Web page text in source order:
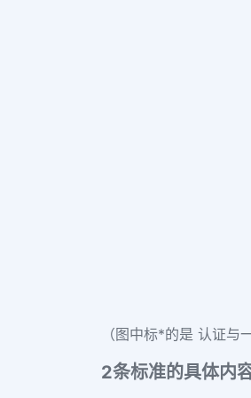
（图中标*的是 认证与
2条标准的具体内